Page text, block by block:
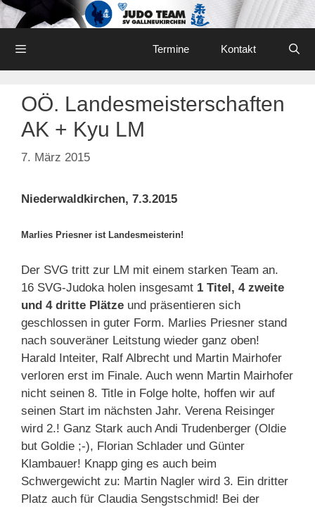
Skip
to
content
Termine Kontakt
OÖ. Landesmeisterschaften
AK + Kyu LM
7. März 2015
Niederwaldkirchen, 7.3.2015
Marlies Priesner ist Landesmeisterin!
Der SVG tritt zur LM mit einem starken Team an.
16 SVG-Judoka holen insgesamt 1 Titel, 4 zweite
und 4 dritte Plätze und präsentieren sich
geschlossen in guter Form. Marlies Priesner stand
nach souveräner Leitstung wieder ganz oben!
Harald Inteiter, Ralf Albrecht und Martin Mairhofer
verloren erst im Finale. Auch wenn Martin Mairhofer
nicht seinen 8. Title in Folge holte, hoffen wir auf
seinen Start im nächsten Jahr. Verena Reisinger
wird 2.! Ganz Stark auch Andi Trudenberger (Oldie
but Goldie ;-), Florian Schlader und Günter
Klambauer! Knapp ging es auch beim
Schwergewicht zu: Martin Nagler wird 3. Ein dritter
Platz auch für Claudia Sengstschmid! Bei der